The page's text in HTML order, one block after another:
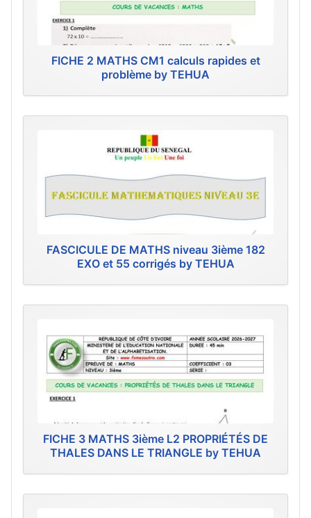
FICHE 2 MATHS CM1 calculs rapides et
problème by TEHUA
FASCICULE DE MATHS niveau 3ième 182
EXO et 55 corrigés by TEHUA
FICHE 3 MATHS 3ième L2 PROPRIÉTÉS DE
THALES DANS LE TRIANGLE by TEHUA